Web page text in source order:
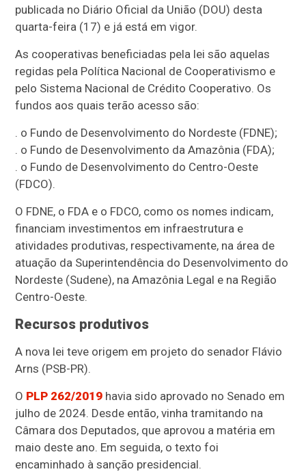
publicada no Diário Oficial da União (DOU) desta
quarta-feira (17) e já está em vigor.
As cooperativas beneficiadas pela lei são aquelas
regidas pela Política Nacional de Cooperativismo e
pelo Sistema Nacional de Crédito Cooperativo. Os
fundos aos quais terão acesso são:
. o Fundo de Desenvolvimento do Nordeste (FDNE);
. o Fundo de Desenvolvimento da Amazônia (FDA);
. o Fundo de Desenvolvimento do Centro-Oeste
(FDCO).
O FDNE, o FDA e o FDCO, como os nomes indicam,
financiam investimentos em infraestrutura e
atividades produtivas, respectivamente, na área de
atuação da Superintendência do Desenvolvimento do
Nordeste (Sudene), na Amazônia Legal e na Região
Centro-Oeste.
Recursos produtivos
A nova lei teve origem em projeto do senador Flávio
Arns (PSB-PR).
O PLP 262/2019 havia sido aprovado no Senado em
julho de 2024. Desde então, vinha tramitando na
Câmara dos Deputados, que aprovou a matéria em
maio deste ano. Em seguida, o texto foi
encaminhado à sanção presidencial.